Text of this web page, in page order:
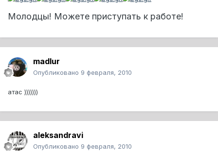
Молодцы! Можете приступать к работе!
madlur
Опубликовано 9 февраля, 2010
атас )))))))
aleksandravi
Опубликовано 9 февраля, 2010